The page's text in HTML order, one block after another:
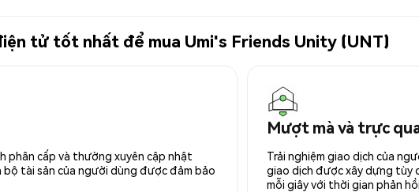
tử tốt nhất để mua Umi's Friends Unity (UNT)
phân cấp và thường xuyên cập nhật
bộ tài sản của người dùng được đảm bảo
Mượt mà và trực
Trải nghiệm giao dịch của
giao dịch được xây dựng tùy
mỗi giây với thời gian phản